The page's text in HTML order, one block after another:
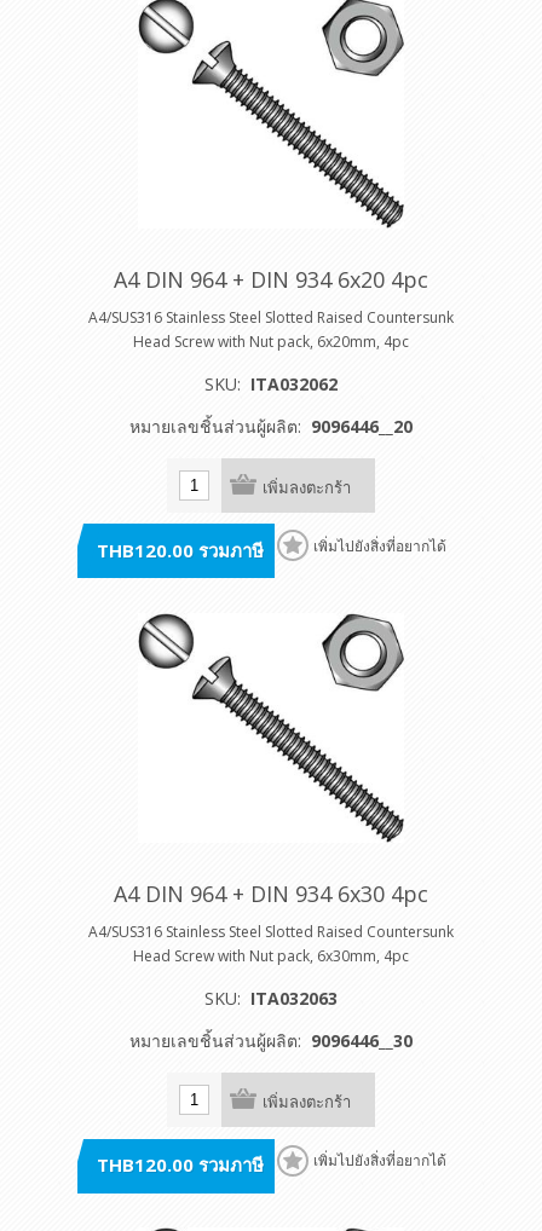
A4 DIN 964 + DIN 934 6x20 4pc
A4/SUS316 Stainless Steel Slotted Raised Countersunk
Head Screw with Nut pack, 6x20mm, 4pc
SKU: ITA032062
หมายเลขชิ้นส่วนผู้ผลิต: 9096446__20
เพิ่มลงตะกร้า
THB120.00 รวมภาษี เพิ่มไปยังสิ่งที่อยากได้
A4 DIN 964 + DIN 934 6x30 4pc
A4/SUS316 Stainless Steel Slotted Raised Countersunk
Head Screw with Nut pack, 6x30mm, 4pc
SKU: ITA032063
หมายเลขชิ้นส่วนผู้ผลิต: 9096446__30
เพิ่มลงตะกร้า
THB120.00 รวมภาษี เพิ่มไปยังสิ่งที่อยากได้